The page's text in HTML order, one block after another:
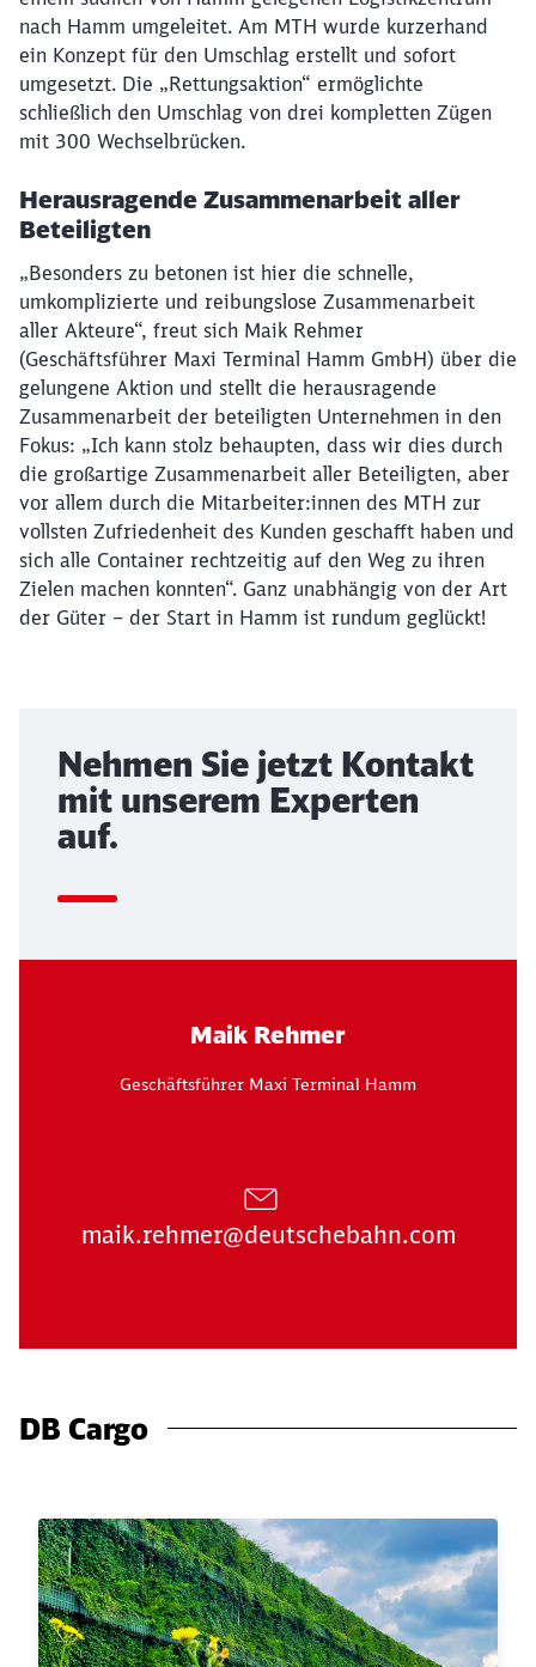
nach Hamm umgeleitet. Am MTH wurde kurzerhand
ein Konzept für den Umschlag erstellt und sofort
umgesetzt. Die „Rettungsaktion“ ermöglichte
schließlich den Umschlag von drei kompletten Zügen
mit 300 Wechselbrücken.
Herausragende Zusammenarbeit aller
Beteiligten
„Besonders zu betonen ist hier die schnelle,
umkomplizierte und reibungslose Zusammenarbeit
aller Akteure“, freut sich Maik Rehmer
(Geschäftsführer Maxi Terminal Hamm GmbH) über die
gelungene Aktion und stellt die herausragende
Zusammenarbeit der beteiligten Unternehmen in den
Fokus: „Ich kann stolz behaupten, dass wir dies durch
die großartige Zusammenarbeit aller Beteiligten, aber
vor allem durch die Mitarbeiter:innen des MTH zur
vollsten Zufriedenheit des Kunden geschafft haben und
sich alle Container rechtzeitig auf den Weg zu ihren
Zielen machen konnten“. Ganz unabhängig von der Art
der Güter – der Start in Hamm ist rundum geglückt!
Nehmen Sie jetzt Kontakt
mit unserem Experten
auf.
Maik Rehmer
Geschäftsführer Maxi Terminal Hamm
maik.rehmer@deutschebahn.com
DB Cargo
Möchten Sie zuweitergeleitet
werden?
Abbrechen Weiter